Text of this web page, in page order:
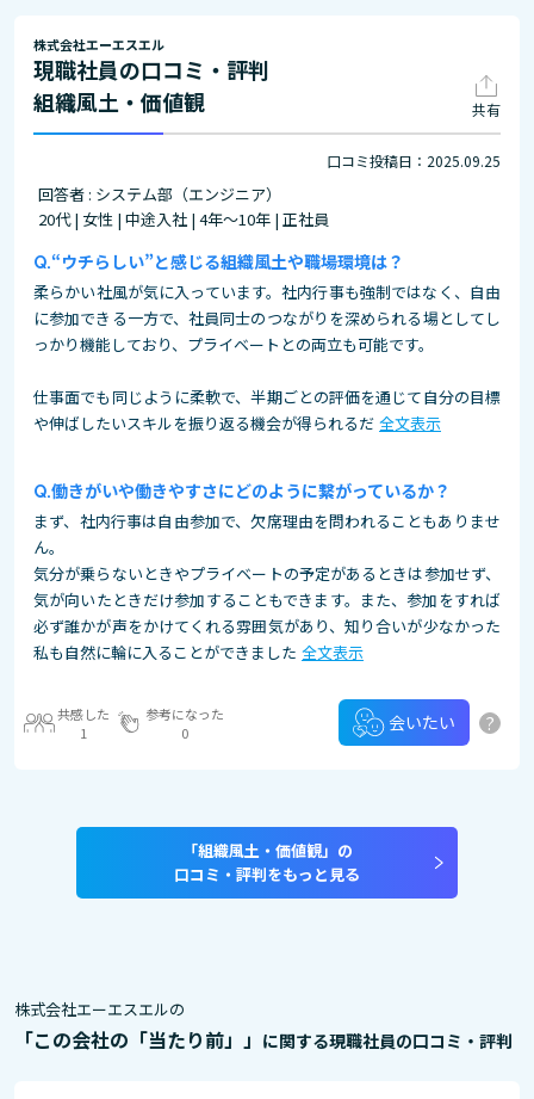
株式会社エーエスエル
現職社員の口コミ・評判
組織風土・価値観
共有
口コミ投稿日：2025.09.25
回答者 : システム部（エンジニア）
20代 | 女性 | 中途入社 | 4年～10年 | 正社員
“ウチらしい”と感じる組織風土や職場環境は？
柔らかい社風が気に入っています。社内行事も強制ではなく、自由
に参加できる一方で、社員同士のつながりを深められる場としてし
っかり機能しており、プライベートとの両立も可能です。
仕事面でも同じように柔軟で、半期ごとの評価を通じて自分の目標
や伸ばしたいスキルを振り返る機会が得られるだ 全文表示
働きがいや働きやすさにどのように繋がっているか？
まず、社内行事は自由参加で、欠席理由を問われることもありませ
ん。
気分が乗らないときやプライベートの予定があるときは参加せず、
気が向いたときだけ参加することもできます。また、参加をすれば
必ず誰かが声をかけてくれる雰囲気があり、知り合いが少なかった
私も自然に輪に入ることができました 全文表示
共感した
1
参考になった
0
会いたい ?
「組織風土・価値観」の
口コミ・評判をもっと見る
株式会社エーエスエルの
「この会社の「当たり前」」 に関する現職社員の口コミ・評判